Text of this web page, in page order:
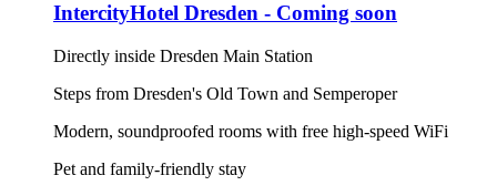
IntercityHotel Dresden - Coming soon
Directly inside Dresden Main Station
Steps from Dresden's Old Town and Semperoper
Modern, soundproofed rooms with free high-speed WiFi
Pet and family-friendly stay